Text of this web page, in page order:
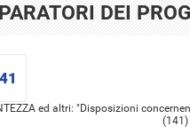
DEI
ed altri: "Disposizioni
(141)